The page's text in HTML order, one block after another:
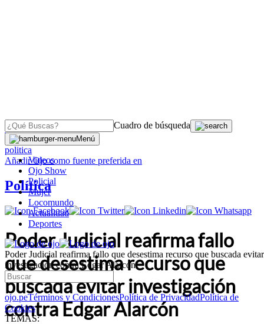
Cuadro de búsqueda
Menú
Videos
Ojo Show
Policial
Mujer
Locomundo
Actualidad
Deportes
Poder Judicial reafirma fallo que desestima recurso que buscada evitar
investigación contra Edgar Alarcón
ojo.peTérminos y CondicionesPolítica de PrivacidadPolítica de
Cookies
TEMAS:
OJO
politica
AñadirOjocomo fuente preferida en
Política
Poder Judicial reafirma fallo
que desestima recurso que
buscada evitar investigación
contra Edgar Alarcón